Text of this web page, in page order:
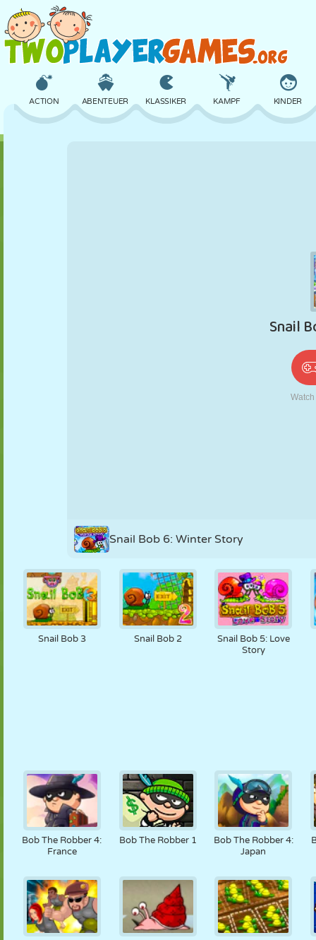
ACTION ABENTEUER KLASSIKER KAMPF KINDER
ROBOTER
Snail Bob 6: Winter Story
Snail Bob 3 Snail Bob 2
Snail Bob 5: Love
Story
Bob The Robber 4:
France
Bob The Robber 1
Bob The Robber 4:
Japan